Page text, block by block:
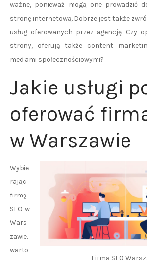
ważne, ponieważ mogą one prowadzić
stronę internetową. Dobrze jest także
usług oferowanych przez agencję. Czy
strony, oferują także content
mediami społecznościowymi?
Jakie usługi
oferować
w Warszawie
Firma SEO
Wybie
rając
firmę
SEO w
Wars
zawie,
warto